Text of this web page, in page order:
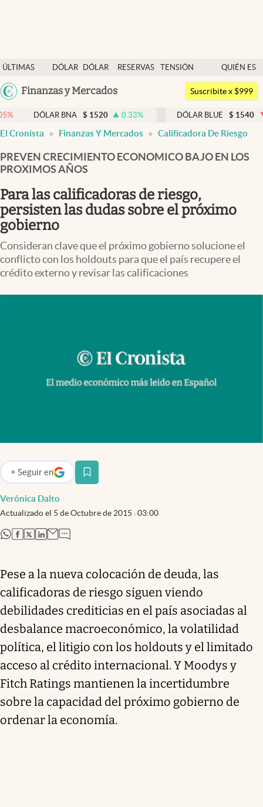
ÚLTIMAS
NOTICIAS
DÓLAR
DÓLAR
RESERVAS
TENSIÓN
GEOPOLÍTICA
QUIÉN ES
QUIÉN
Argentina
Colombia
Finanzas y Mercados
Dólar
Members
Economía y Política
Finanzas y Mercados
Mercados Online
Columnistas
Otras secciones
Apertura
Infotechnology
Eventos Corporativos
El Cronista Studio
Suscribite x $999
BNA $ 1520 0.33% DÓLAR BLUE $ 1540 -0.32%
El Cronista Finanzas Y Mercados Calificadora De Riesgo
PREVEN CRECIMIENTO ECONOMICO BAJO EN LOS
PROXIMOS AÑOS
Para las calificadoras de riesgo,
persisten las dudas sobre el próximo
gobierno
Consideran clave que el próximo gobierno solucione el
conflicto con los holdouts para que el país recupere el
crédito externo y revisar las calificaciones
Verónica Dalto
Actualizado el 5 de Octubre de 2015 03:00
+ Seguir en
abre en nueva pestaña
abre en nueva pestaña
abre en nueva pestaña
abre en nueva pestaña
abre en nueva pestaña
Pese a la nueva colocación de deuda, las
calificadoras de riesgo siguen viendo
debilidades crediticias en el país asociadas al
desbalance macroeconómico, la volatilidad
política, el litigio con los holdouts y el limitado
acceso al crédito internacional. Y Moodys y
Fitch Ratings mantienen la incertidumbre
sobre la capacidad del próximo gobierno de
ordenar la economía.